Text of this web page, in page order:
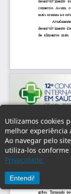
Utilizamos cookies
melhor experiência
Ao navegar pelo
utiliza-los conforme
Privacidade.
Entendi!